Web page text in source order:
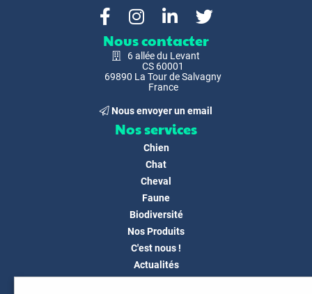
Nous contacter
6 allée du Levant
CS 60001
69890 La Tour de Salvagny
France
Nous envoyer un email
Nos services
Chien
Chat
Cheval
Faune
Biodiversité
Nos Produits
C'est nous !
Actualités